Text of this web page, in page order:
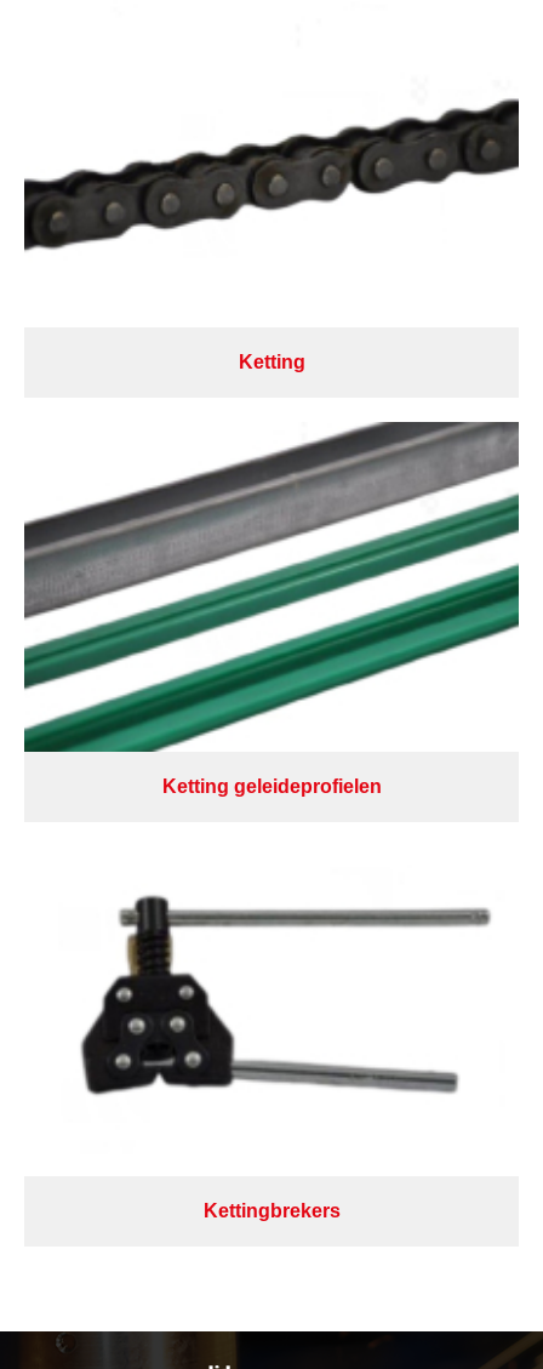
Ketting
Ketting geleideprofielen
Kettingbrekers